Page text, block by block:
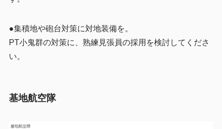
●集積地や砲台対策に対地装備を。
PT小鬼群の対策に、熟練見張員の採用を検討してくださ
い。
基地航空隊